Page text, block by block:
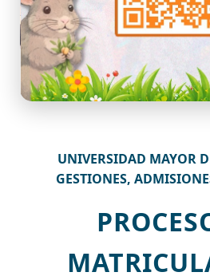
UNIVERSIDAD MAYOR
GESTIONES,